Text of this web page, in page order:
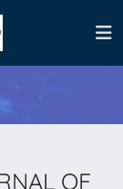
OF